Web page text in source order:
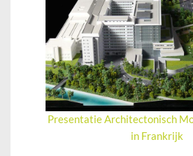
Presentatie Architectonisch
in Frankrijk